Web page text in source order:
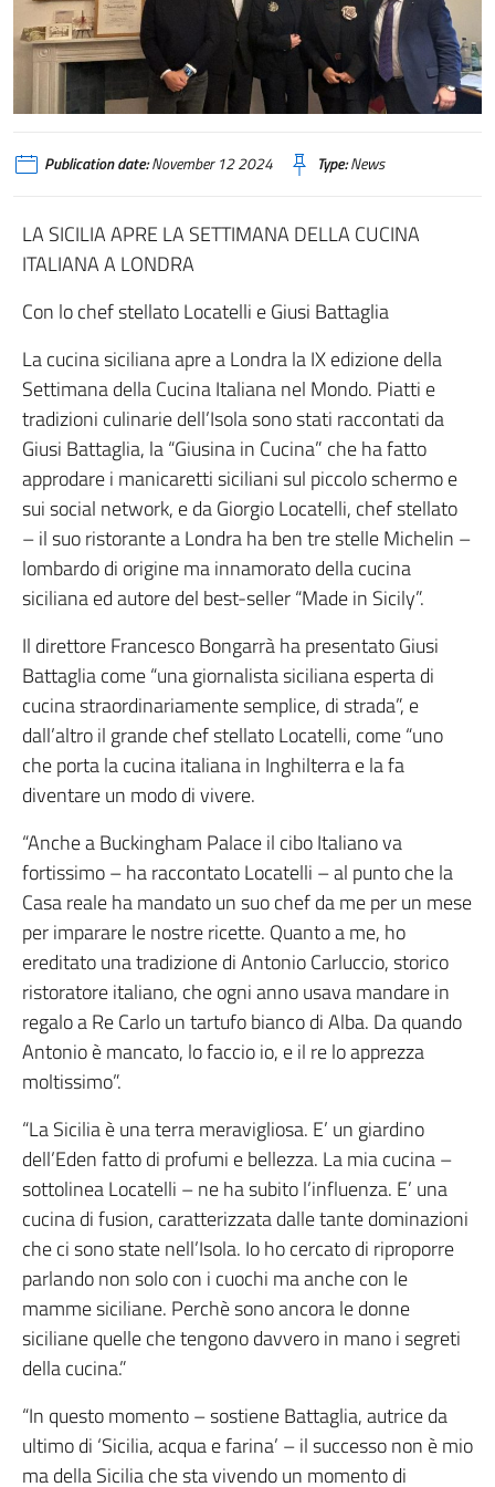
Publication date:November 12 2024 Type:News
LA SICILIA APRE LA SETTIMANA DELLA CUCINA
ITALIANA A LONDRA
Con lo chef stellato Locatelli e Giusi Battaglia
La cucina siciliana apre a Londra la IX edizione della
Settimana della Cucina Italiana nel Mondo. Piatti e
tradizioni culinarie dell’Isola sono stati raccontati da
Giusi Battaglia, la “Giusina in Cucina” che ha fatto
approdare i manicaretti siciliani sul piccolo schermo e
sui social network, e da Giorgio Locatelli, chef stellato
– il suo ristorante a Londra ha ben tre stelle Michelin –
lombardo di origine ma innamorato della cucina
siciliana ed autore del best-seller “Made in Sicily”.
Il direttore Francesco Bongarrà ha presentato Giusi
Battaglia come “una giornalista siciliana esperta di
cucina straordinariamente semplice, di strada”, e
dall’altro il grande chef stellato Locatelli, come “uno
che porta la cucina italiana in Inghilterra e la fa
diventare un modo di vivere.
“Anche a Buckingham Palace il cibo Italiano va
fortissimo – ha raccontato Locatelli – al punto che la
Casa reale ha mandato un suo chef da me per un mese
per imparare le nostre ricette. Quanto a me, ho
ereditato una tradizione di Antonio Carluccio, storico
ristoratore italiano, che ogni anno usava mandare in
regalo a Re Carlo un tartufo bianco di Alba. Da quando
Antonio è mancato, lo faccio io, e il re lo apprezza
moltissimo”.
“La Sicilia è una terra meravigliosa. E’ un giardino
dell’Eden fatto di profumi e bellezza. La mia cucina –
sottolinea Locatelli – ne ha subito l’influenza. E’ una
cucina di fusion, caratterizzata dalle tante dominazioni
che ci sono state nell’Isola. Io ho cercato di riproporre
parlando non solo con i cuochi ma anche con le
mamme siciliane. Perchè sono ancora le donne
siciliane quelle che tengono davvero in mano i segreti
della cucina.”
“In questo momento – sostiene Battaglia, autrice da
ultimo di ‘Sicilia, acqua e farina’ – il successo non è mio
ma della Sicilia che sta vivendo un momento di